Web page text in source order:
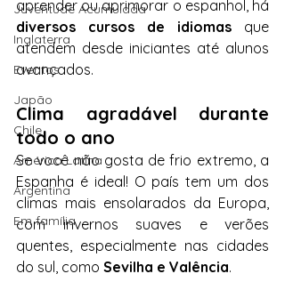
Juventude Acumulada
Inglaterra
Eventos
Japão
Chile
América Latina
Argentina
Em família
diversos cursos de idiomas que
atendem desde iniciantes até alunos
avançados.
Clima agradável durante
todo o ano
Se você não gosta de frio extremo, a
Espanha é ideal! O país tem um dos
climas mais ensolarados da Europa,
com invernos suaves e verões
quentes, especialmente nas cidades
do sul, como Sevilha e Valência.